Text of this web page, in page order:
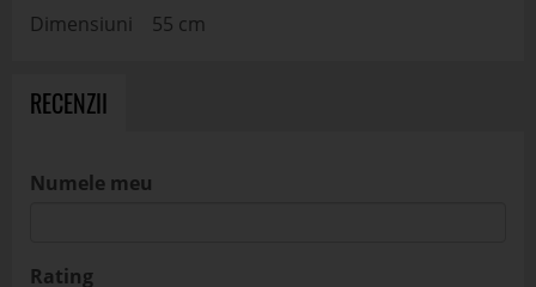
Dimensiuni 55 cm
RECENZII
Numele meu
Rating